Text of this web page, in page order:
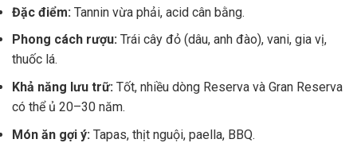
Đặc điểm: Tannin vừa phải, acid cân bằng.
Phong cách rượu: Trái cây đỏ (dâu, anh đào), vani, gia vị,
thuốc lá.
Khả năng lưu trữ: Tốt, nhiều dòng Reserva và Gran Reserva
có thể ủ 20–30 năm.
Món ăn gợi ý: Tapas, thịt nguội, paella, BBQ.